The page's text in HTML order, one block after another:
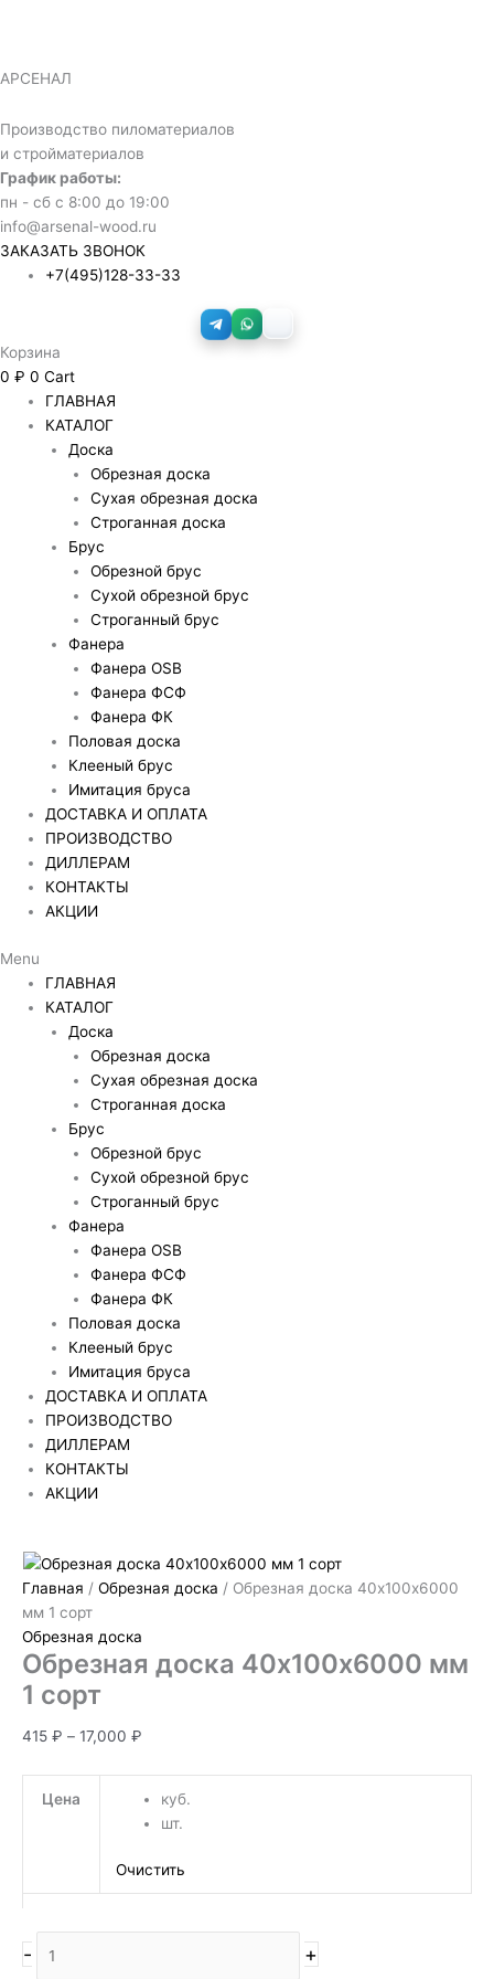
АРСЕНАЛ
Производство пиломатериалов
и стройматериалов
График работы:
пн - сб с 8:00 до 19:00
info@arsenal-wood.ru
ЗАКАЗАТЬ ЗВОНОК
+7(495)128-33-33
Корзина
0 ₽ 0 Cart
ГЛАВНАЯ
КАТАЛОГ
Доска
Обрезная доска
Сухая обрезная доска
Строганная доска
Брус
Обрезной брус
Сухой обрезной брус
Строганный брус
Фанера
Фанера OSB
Фанера ФСФ
Фанера ФК
Половая доска
Клееный брус
Имитация бруса
ДОСТАВКА И ОПЛАТА
ПРОИЗВОДСТВО
ДИЛЛЕРАМ
КОНТАКТЫ
АКЦИИ
Menu
ГЛАВНАЯ
КАТАЛОГ
Доска
Обрезная доска
Сухая обрезная доска
Строганная доска
Брус
Обрезной брус
Сухой обрезной брус
Строганный брус
Фанера
Фанера OSB
Фанера ФСФ
Фанера ФК
Половая доска
Клееный брус
Имитация бруса
ДОСТАВКА И ОПЛАТА
ПРОИЗВОДСТВО
ДИЛЛЕРАМ
КОНТАКТЫ
АКЦИИ
Главная / Обрезная доска / Обрезная доска 40х100х6000
мм 1 сорт
Обрезная доска
Обрезная доска 40х100х6000 мм
1 сорт
415 ₽ – 17,000 ₽
Цена
куб.
шт.
Очистить
-
доска
мм
1
сорт
+